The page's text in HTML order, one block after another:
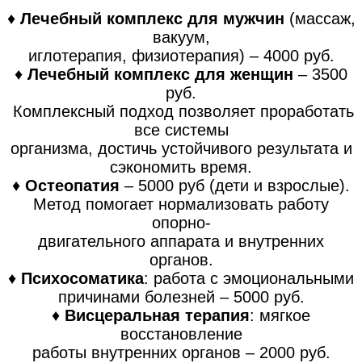
♦ Лечебный комплекс для мужчин (массаж,
вакуум,
иглотерапия, физиотерапия) – 4000 руб.
♦ Лечебный комплекс для женщин – 3500
руб.
Комплексный подход позволяет проработать
все системы
организма, достичь устойчивого результата и
сэкономить время.
♦ Остеопатия – 5000 руб (дети и взрослые).
Метод помогает нормализовать работу
опорно-
двигательного аппарата и внутренних
органов.
♦ Психосоматика: работа с эмоциональными
причинами болезней – 5000 руб.
♦ Висцеральная терапия: мягкое
восстановление
работы внутренних органов – 2000 руб.